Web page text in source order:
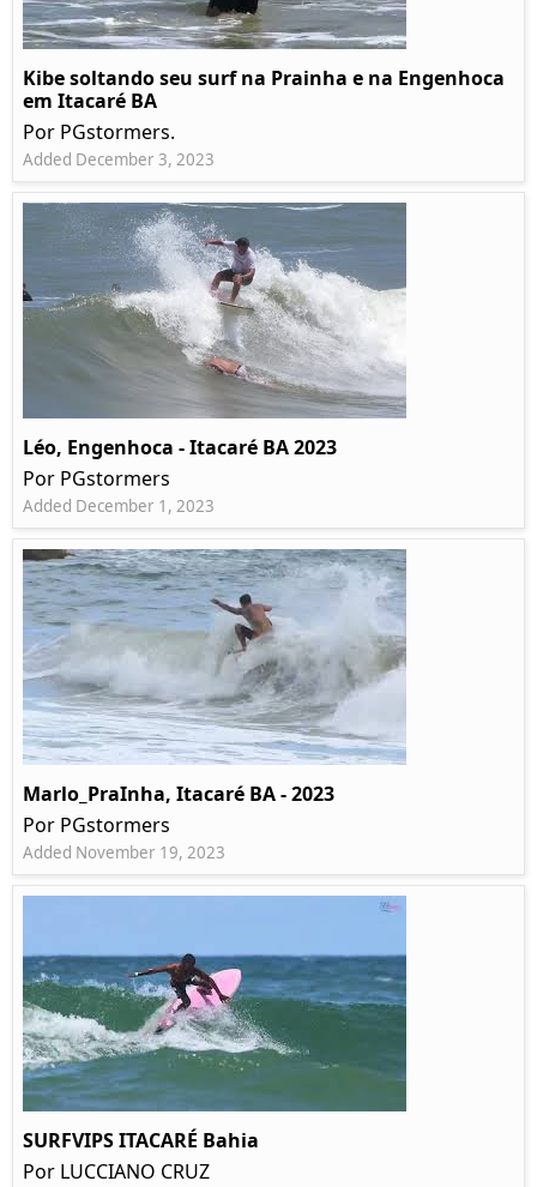
Kibe soltando seu surf na Prainha e na Engenhoca
em Itacaré BA
Por PGstormers.
Added December 3, 2023
Léo, Engenhoca - Itacaré BA 2023
Por PGstormers
Added December 1, 2023
Marlo_PraInha, Itacaré BA - 2023
Por PGstormers
Added November 19, 2023
SURFVIPS ITACARÉ Bahia
Por LUCCIANO CRUZ